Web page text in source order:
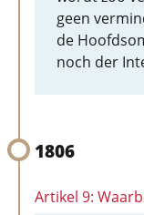
geen
de
noch der
1806
Artikel 9: